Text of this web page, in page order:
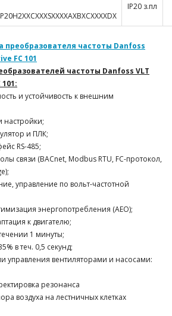
IP20 з.пл
частоты Danfoss
FC 101
частоты Danfoss VLT
:
и устойчивость к внешним
настройки;
и ПЛК;
RS-485;
связи (BACnet, Modbus RTU, FC-протокол,
управление по вольт-частотной
энергопотребления (АЕО);
к двигателю;
1 минуты;
в теч. 0,5 секунд;
управления вентиляторами и насосами:
резонанса
воздуха на лестничных клетках